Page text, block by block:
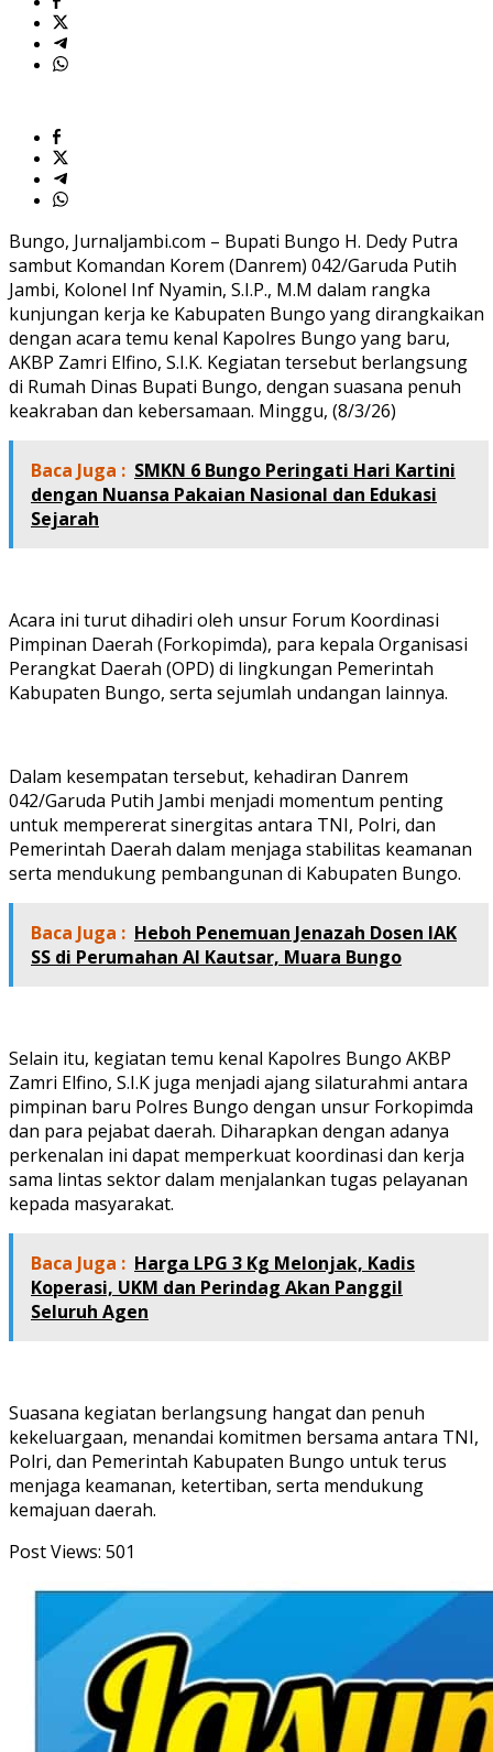
Bungo, Jurnaljambi.com – Bupati Bungo H. Dedy Putra
sambut Komandan Korem (Danrem) 042/Garuda Putih
Jambi, Kolonel Inf Nyamin, S.I.P., M.M dalam rangka
kunjungan kerja ke Kabupaten Bungo yang dirangkaikan
dengan acara temu kenal Kapolres Bungo yang baru,
AKBP Zamri Elfino, S.I.K. Kegiatan tersebut berlangsung
di Rumah Dinas Bupati Bungo, dengan suasana penuh
keakraban dan kebersamaan. Minggu, (8/3/26)
Baca Juga : SMKN 6 Bungo Peringati Hari Kartini
dengan Nuansa Pakaian Nasional dan Edukasi
Sejarah
Acara ini turut dihadiri oleh unsur Forum Koordinasi
Pimpinan Daerah (Forkopimda), para kepala Organisasi
Perangkat Daerah (OPD) di lingkungan Pemerintah
Kabupaten Bungo, serta sejumlah undangan lainnya.
Dalam kesempatan tersebut, kehadiran Danrem
042/Garuda Putih Jambi menjadi momentum penting
untuk mempererat sinergitas antara TNI, Polri, dan
Pemerintah Daerah dalam menjaga stabilitas keamanan
serta mendukung pembangunan di Kabupaten Bungo.
Baca Juga : Heboh Penemuan Jenazah Dosen IAK
SS di Perumahan Al Kautsar, Muara Bungo
Selain itu, kegiatan temu kenal Kapolres Bungo AKBP
Zamri Elfino, S.I.K juga menjadi ajang silaturahmi antara
pimpinan baru Polres Bungo dengan unsur Forkopimda
dan para pejabat daerah. Diharapkan dengan adanya
perkenalan ini dapat memperkuat koordinasi dan kerja
sama lintas sektor dalam menjalankan tugas pelayanan
kepada masyarakat.
Baca Juga : Harga LPG 3 Kg Melonjak, Kadis
Koperasi, UKM dan Perindag Akan Panggil
Seluruh Agen
Suasana kegiatan berlangsung hangat dan penuh
kekeluargaan, menandai komitmen bersama antara TNI,
Polri, dan Pemerintah Kabupaten Bungo untuk terus
menjaga keamanan, ketertiban, serta mendukung
kemajuan daerah.
Post Views: 501